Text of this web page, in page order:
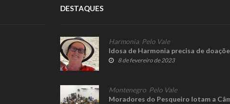
DESTAQUES
Harmonia, Pelo Vale
Idosa de Harmonia precisa de
8 de fevereiro de 2023
Montenegro Pelo Vale
Moradores do Pesqueiro lotam a